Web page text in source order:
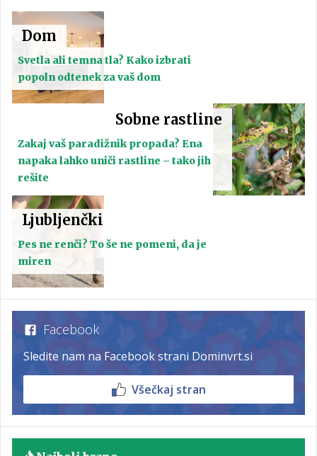
Dom
Svetla ali temna tla? Kako izbrati
popoln odtenek za vaš dom
Sobne rastline
Zakaj vaš paradižnik propada? Ena
napaka lahko uniči rastline – tako jih
rešite
Ljubljenčki
Pes ne renči? To še ne pomeni, da je
miren
Facebook
Sledite nam na Facebook strani Dominvrt.si
Všečkaj stran